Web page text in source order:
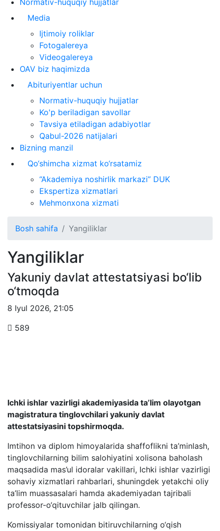
Normativ-huquqiy hujjatlar
Media
Ijtimoiy roliklar
Fotogalereya
Videogalereya
OAV biz haqimizda
Abituriyentlar uchun
Normativ-huquqiy hujjatlar
Ko'p beriladigan savollar
Tavsiya etiladigan adabiyotlar
Qabul-2026 natijalari
Bizning manzil
Qo‘shimcha xizmat ko‘rsatamiz
“Akademiya noshirlik markazi” DUK
Ekspertiza xizmatlari
Mehmonxona xizmati
Bosh sahifa Yangiliklar
Yangiliklar
Yakuniy davlat attestatsiyasi bo‘lib
o‘tmoqda
8 Iyul 2026, 21:05
589
Ichki ishlar vazirligi akademiyasida ta’lim olayotgan
magistratura tinglovchilari yakuniy davlat
attestatsiyasini topshirmoqda.
Imtihon va diplom himoyalarida shaffoflikni ta’minlash,
tinglovchilarning bilim salohiyatini xolisona baholash
maqsadida mas’ul idoralar vakillari, Ichki ishlar vazirligi
sohaviy xizmatlari rahbarlari, shuningdek yetakchi oliy
ta’lim muassasalari hamda akademiyadan tajribali
professor-o‘qituvchilar jalb qilingan.
Komissiyalar tomonidan bitiruvchilarning o‘qish